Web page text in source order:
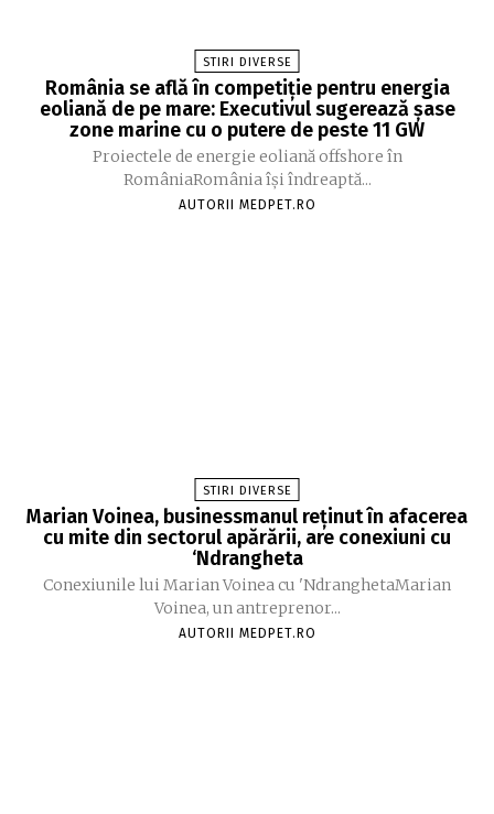
STIRI DIVERSE
România se află în competiție pentru energia
eoliană de pe mare: Executivul sugerează șase
zone marine cu o putere de peste 11 GW
Proiectele de energie eoliană offshore în
RomâniaRomânia își îndreaptă...
AUTORII MEDPET.RO
STIRI DIVERSE
Marian Voinea, businessmanul reținut în afacerea
cu mite din sectorul apărării, are conexiuni cu
‘Ndrangheta
Conexiunile lui Marian Voinea cu 'NdranghetaMarian
Voinea, un antreprenor...
AUTORII MEDPET.RO